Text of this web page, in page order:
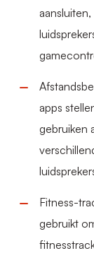
apps
gebruiken
Fitness-
gebruikt